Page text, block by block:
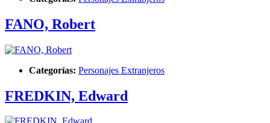
FANO, Robert
Categorías: Personajes Extranjeros
FREDKIN, Edward